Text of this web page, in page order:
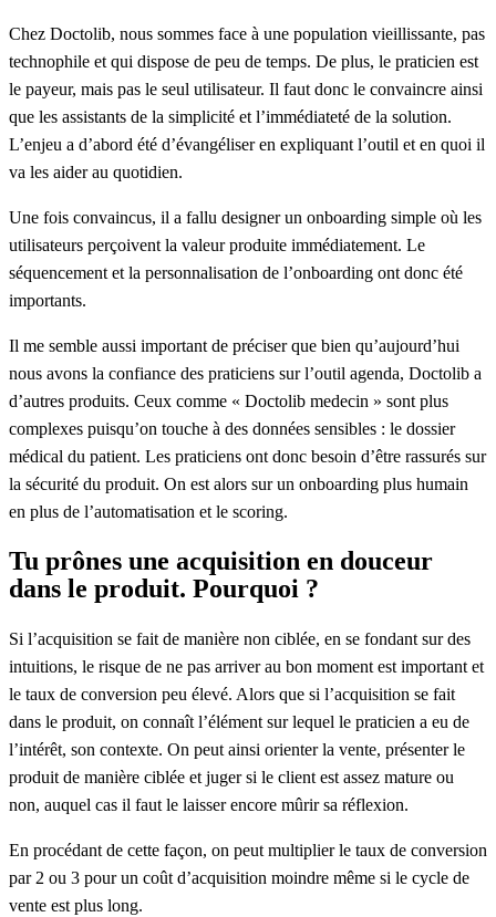
Chez Doctolib, nous sommes face à une population vieillissante, pas
technophile et qui dispose de peu de temps. De plus, le praticien est
le payeur, mais pas le seul utilisateur. Il faut donc le convaincre ainsi
que les assistants de la simplicité et l’immédiateté de la solution.
L’enjeu a d’abord été d’évangéliser en expliquant l’outil et en quoi il
va les aider au quotidien.
Une fois convaincus, il a fallu designer un onboarding simple où les
utilisateurs perçoivent la valeur produite immédiatement. Le
séquencement et la personnalisation de l’onboarding ont donc été
importants.
Il me semble aussi important de préciser que bien qu’aujourd’hui
nous avons la confiance des praticiens sur l’outil agenda, Doctolib a
d’autres produits. Ceux comme « Doctolib medecin » sont plus
complexes puisqu’on touche à des données sensibles : le dossier
médical du patient. Les praticiens ont donc besoin d’être rassurés sur
la sécurité du produit. On est alors sur un onboarding plus humain
en plus de l’automatisation et le scoring.
Tu prônes une acquisition en douceur
dans le produit. Pourquoi ?
Si l’acquisition se fait de manière non ciblée, en se fondant sur des
intuitions, le risque de ne pas arriver au bon moment est important et
le taux de conversion peu élevé. Alors que si l’acquisition se fait
dans le produit, on connaît l’élément sur lequel le praticien a eu de
l’intérêt, son contexte. On peut ainsi orienter la vente, présenter le
produit de manière ciblée et juger si le client est assez mature ou
non, auquel cas il faut le laisser encore mûrir sa réflexion.
En procédant de cette façon, on peut multiplier le taux de conversion
par 2 ou 3 pour un coût d’acquisition moindre même si le cycle de
vente est plus long.